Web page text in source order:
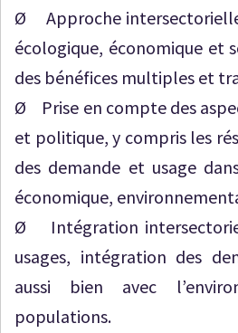
Ø Approche
écologique, économique et
des bénéfices multiples et
Ø Prise en compte des
et politique, y compris les
des demande et usage
économique,
Ø Intégration
usages, intégration des
aussi bien avec
populations.